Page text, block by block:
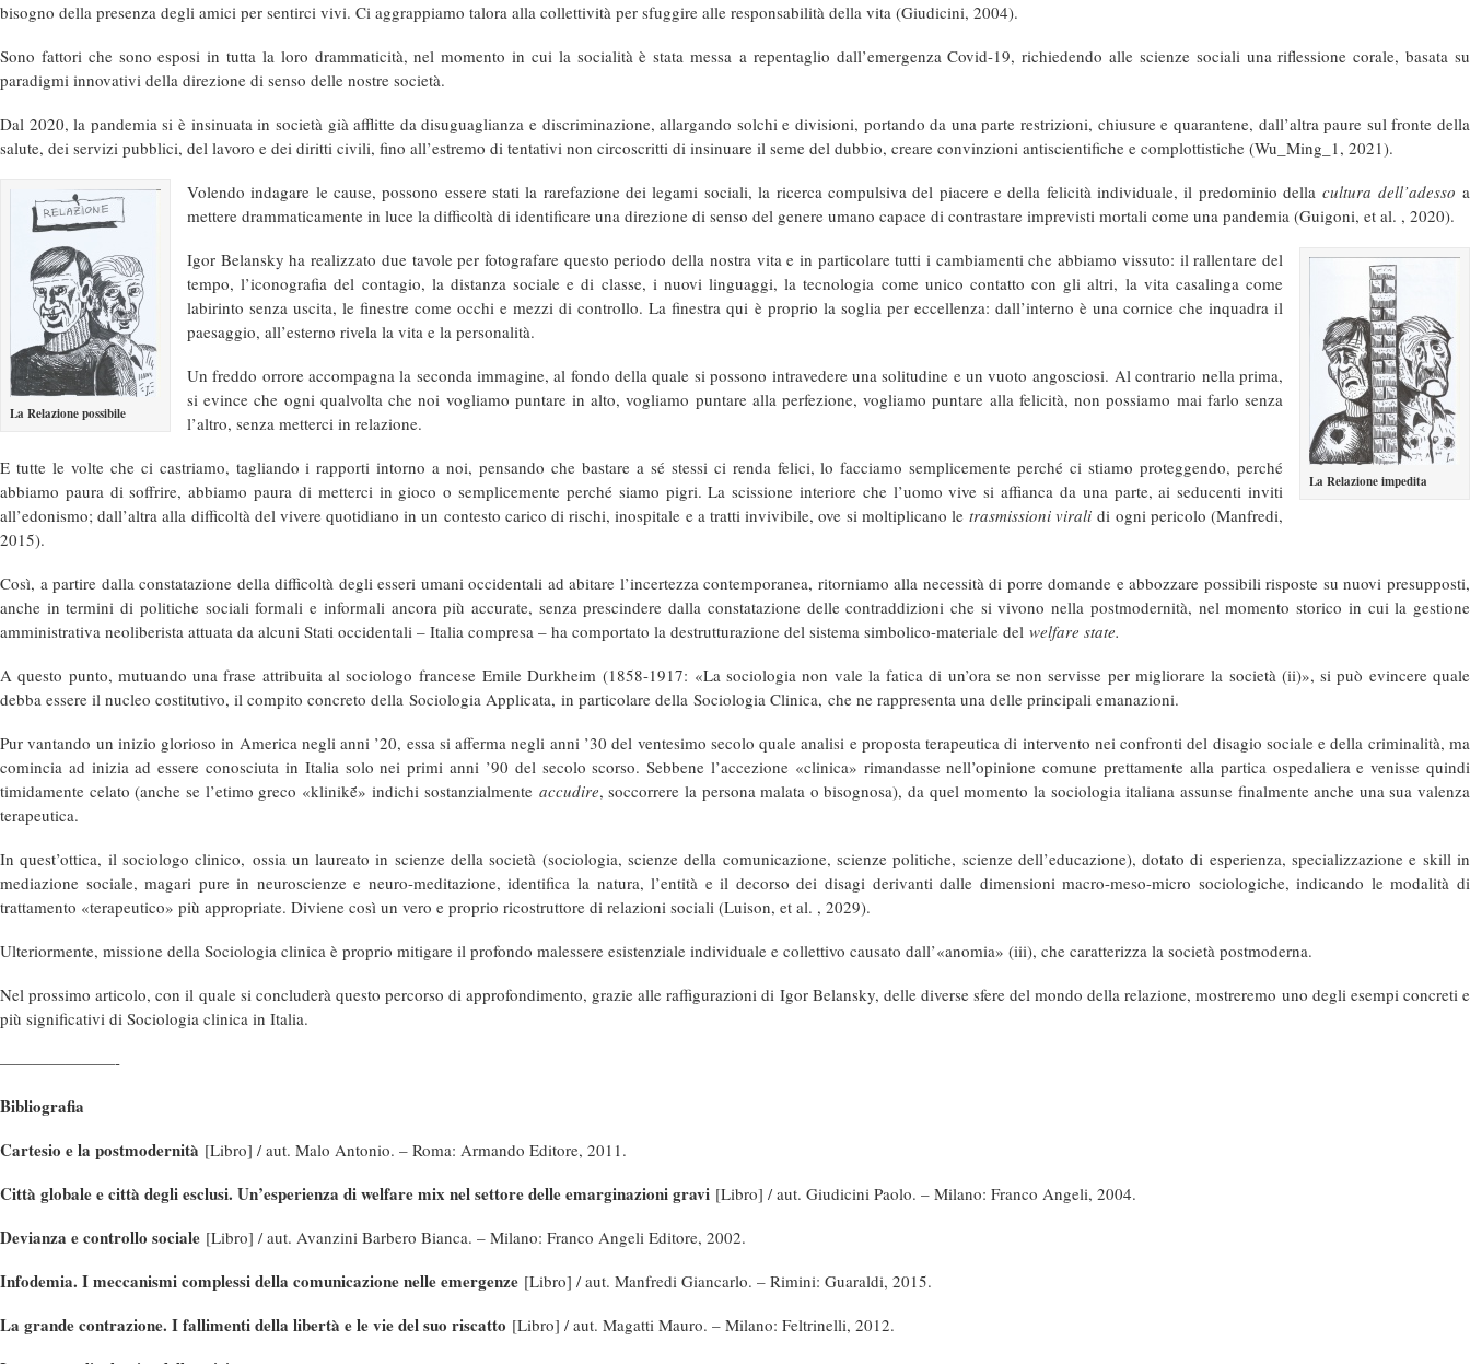
bisogno della presenza degli amici per sentirci vivi. Ci aggrappiamo talora alla collettività per sfuggire alle responsabilità della vita (Giudicini, 2004).
Sono fattori che sono esposi in tutta la loro drammaticità, nel momento in cui la socialità è stata messa a repentaglio dall’emergenza Covid-19, richiedendo alle scienze sociali una riflessione corale, basata su
paradigmi innovativi della direzione di senso delle nostre società.
Dal 2020, la pandemia si è insinuata in società già afflitte da disuguaglianza e discriminazione, allargando solchi e divisioni, portando da una parte restrizioni, chiusure e quarantene, dall’altra paure sul fronte della
salute, dei servizi pubblici, del lavoro e dei diritti civili, fino all’estremo di tentativi non circoscritti di insinuare il seme del dubbio, creare convinzioni antiscientifiche e complottistiche (Wu_Ming_1, 2021).
La Relazione possibile
Volendo indagare le cause, possono essere stati la rarefazione dei legami sociali, la ricerca compulsiva del piacere e della felicità individuale, il predominio dellacultura dell’adessoa
mettere drammaticamente in luce la difficoltà di identificare una direzione di senso del genere umano capace di contrastare imprevisti mortali come una pandemia (Guigoni, et al. , 2020).
La Relazione impedita
Igor Belansky ha realizzato due tavole per fotografare questo periodo della nostra vita e in particolare tutti i cambiamenti che abbiamo vissuto: il rallentare del
tempo, l’iconografia del contagio, la distanza sociale e di classe, i nuovi linguaggi, la tecnologia come unico contatto con gli altri, la vita casalinga come
labirinto senza uscita, le finestre come occhi e mezzi di controllo. La finestra qui è proprio la soglia per eccellenza: dall’interno è una cornice che inquadra il
paesaggio, all’esterno rivela la vita e la personalità.
Un freddo orrore accompagna la seconda immagine, al fondo della quale si possono intravedere una solitudine e un vuoto angosciosi. Al contrario nella prima,
si evince che ogni qualvolta che noi vogliamo puntare in alto, vogliamo puntare alla perfezione, vogliamo puntare alla felicità, non possiamo mai farlo senza
l’altro, senza metterci in relazione.
E tutte le volte che ci castriamo, tagliando i rapporti intorno a noi, pensando che bastare a sé stessi ci renda felici, lo facciamo semplicemente perché ci stiamo proteggendo, perché
abbiamo paura di soffrire, abbiamo paura di metterci in gioco o semplicemente perché siamo pigri. La scissione interiore che l’uomo vive si affianca da una parte, ai seducenti inviti
all’edonismo; dall’altra alla difficoltà del vivere quotidiano in un contesto carico di rischi, inospitale e a tratti invivibile, ove si moltiplicano letrasmissioni viralidi ogni pericolo (Manfredi,
2015).
Così, a partire dalla constatazione della difficoltà degli esseri umani occidentali ad abitare l’incertezza contemporanea, ritorniamo alla necessità di porre domande e abbozzare possibili risposte su nuovi presupposti,
anche in termini di politiche sociali formali e informali ancora più accurate, senza prescindere dalla constatazione delle contraddizioni che si vivono nella postmodernità, nel momento storico in cui la gestione
amministrativa neoliberista attuata da alcuni Stati occidentali – Italia compresa – ha comportato la destrutturazione del sistema simbolico-materiale del welfare state.
A questo punto, mutuando una frase attribuita al sociologo francese Emile Durkheim(1858-1917: «La sociologia non vale la fatica di un’ora se non servisse per migliorare la società (ii)», si può evincere quale
debba essere il nucleo costitutivo, il compito concreto della Sociologia Applicata, in particolare della Sociologia Clinica, che ne rappresenta una delle principali emanazioni.
Pur vantando un inizio glorioso in America negli anni ’20, essa si afferma negli anni ’30 del ventesimo secolo quale analisi e proposta terapeutica di intervento nei confronti del disagio sociale e della criminalità, ma
comincia ad inizia ad essere conosciuta in Italia solo nei primi anni ’90 del secolo scorso. Sebbene l’accezione «clinica» rimandasse nell’opinione comune prettamente alla partica ospedaliera e venisse quindi
timidamente celato (anche se l’etimo greco «klinikḗ»indichi sostanzialmente accudire, soccorrere la persona malata o bisognosa), da quel momento la sociologia italiana assunse finalmente anche una sua valenza
terapeutica.
In quest’ottica, il sociologo clinico, ossia un laureato in scienze della società (sociologia, scienze della comunicazione, scienze politiche, scienze dell’educazione), dotato di esperienza, specializzazione e skill in
mediazione sociale, magari pure in neuroscienze e neuro-meditazione, identifica la natura, l’entità e il decorso dei disagi derivanti dalle dimensioni macro-meso-micro sociologiche, indicando le modalità di
trattamento «terapeutico» più appropriate. Diviene così un vero e proprio ricostruttore di relazioni sociali (Luison, et al. , 2029).
Ulteriormente, missione della Sociologia clinica è proprio mitigare il profondo malessere esistenziale individuale e collettivo causato dall’«anomia» (iii), che caratterizza la società postmoderna.
Nel prossimo articolo, con il quale si concluderà questo percorso di approfondimento, grazie alle raffigurazioni di Igor Belansky, delle diverse sfere del mondo della relazione, mostreremo uno degli esempi concreti e
più significativi di Sociologia clinica in Italia.
———————-
Bibliografia
Cartesio e la postmodernità [Libro] / aut. Malo Antonio. – Roma: Armando Editore, 2011.
Città globale e città degli esclusi. Un’esperienza di welfare mix nel settore delle emarginazioni gravi [Libro] / aut. Giudicini Paolo. – Milano: Franco Angeli, 2004.
Devianza e controllo sociale [Libro] / aut. Avanzini Barbero Bianca. – Milano: Franco Angeli Editore, 2002.
Infodemia. I meccanismi complessi della comunicazione nelle emergenze [Libro] / aut. Manfredi Giancarlo. – Rimini: Guaraldi, 2015.
La grande contrazione. I fallimenti della libertà e le vie del suo riscatto [Libro] / aut. Magatti Mauro. – Milano: Feltrinelli, 2012.